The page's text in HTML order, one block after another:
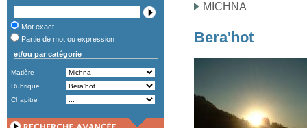
Mot exact
Partie de mot ou expression
et/ou par catégorie
Matière
Rubrique
Chapitre
MICHNA
Bera'hot